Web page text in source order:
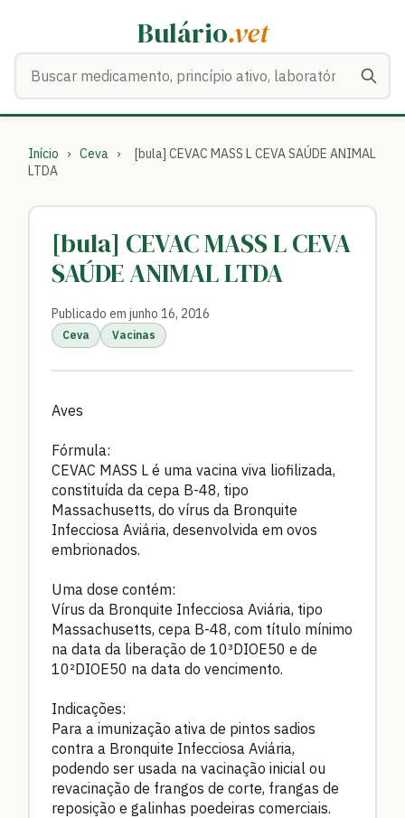
Bulário.vet
Início › Ceva ›
[bula] CEVAC MASS L CEVA SAÚDE ANIMAL
LTDA
[bula] CEVAC MASS L CEVA
SAÚDE ANIMAL LTDA
Publicado em junho 16, 2016
Ceva Vacinas
Aves
Fórmula:
CEVAC MASS L é uma vacina viva liofilizada,
constituída da cepa B-48, tipo
Massachusetts, do vírus da Bronquite
Infecciosa Aviária, desenvolvida em ovos
embrionados.
Uma dose contém:
Vírus da Bronquite Infecciosa Aviária, tipo
Massachusetts, cepa B-48, com título mínimo
na data da liberação de 10³DIOE50 e de
10²DIOE50 na data do vencimento.
Indicações:
Para a imunização ativa de pintos sadios
contra a Bronquite Infecciosa Aviária,
podendo ser usada na vacinação inicial ou
revacinação de frangos de corte, frangas de
reposição e galinhas poedeiras comerciais.